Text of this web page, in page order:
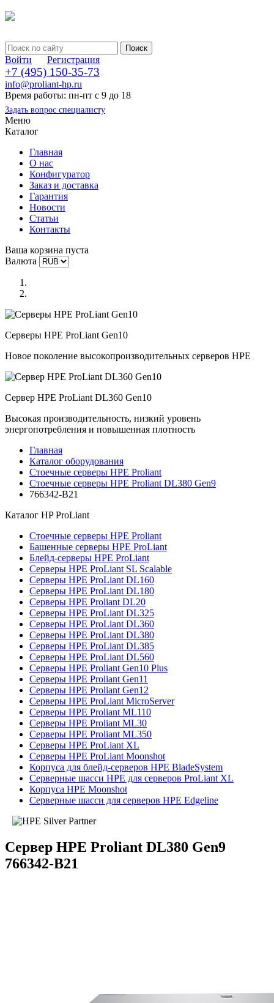
Войти Регистрация
+7 (495) 150-35-73
info@proliant-hp.ru
Время работы: пн-пт с 9 до 18
Задать вопрос специалисту
Меню
Каталог
Главная
О нас
Конфигуратор
Заказ и доставка
Гарантия
Новости
Статьи
Контакты
Ваша корзина пуста
Валюта
Серверы HPE ProLiant Gen10
Новое поколение высокопроизводительных серверов HPE
Сервер HPE ProLiant DL360 Gen10
Высокая производительность, низкий уровень
энергопотребления и повышенная плотность
Главная
Каталог оборудования
Стоечные серверы HPE Proliant
Стоечные серверы HPE Proliant DL380 Gen9
766342-B21
Каталог HP ProLiant
Стоечные серверы HPE Proliant
Башенные серверы HPE ProLiant
Блейд-серверы HPE ProLiant
Серверы HPE ProLiant SL Scalable
Серверы HPE ProLiant DL160
Серверы HPE ProLiant DL180
Серверы HPE Proliant DL20
Серверы HPE ProLiant DL325
Серверы HPE ProLiant DL360
Серверы HPE ProLiant DL380
Серверы HPE ProLiant DL385
Серверы HPE ProLiant DL560
Серверы HPE Proliant Gen10 Plus
Серверы HPE Proliant Gen11
Серверы HPE Proliant Gen12
Серверы HPE ProLiant MicroServer
Серверы HPE Proliant ML110
Серверы HPE Proliant ML30
Серверы HPE Proliant ML350
Серверы HPE ProLiant XL
Серверы HPE ProLiant Moonshot
Корпуса для блейд-серверов HPE BladeSystem
Серверные шасси HPE для серверов ProLiant XL
Корпуса HPE Moonshot
Серверные шасси для серверов HPE Edgeline
Сервер HPE Proliant DL380 Gen9
766342-B21